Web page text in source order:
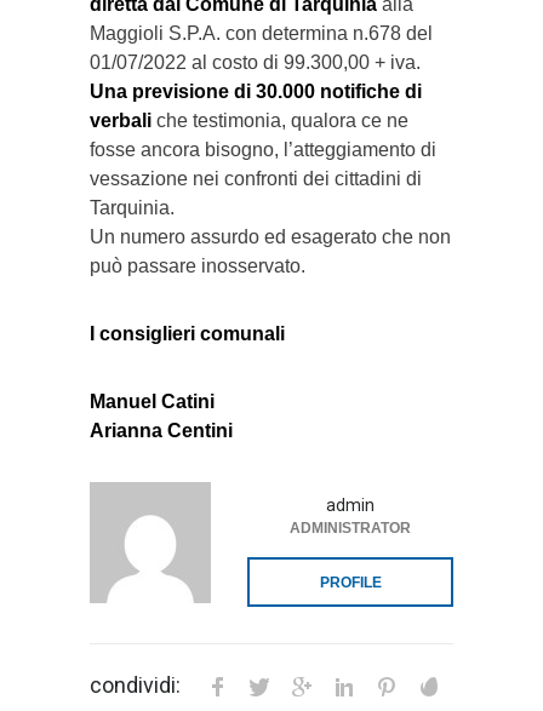
Maggioli S.P.A. con determina n.678 del
01/07/2022 al costo di 99.300,00 + iva.
Una previsione di 30.000 notifiche di
verbali che testimonia, qualora ce ne
fosse ancora bisogno, l’atteggiamento di
vessazione nei confronti dei cittadini di
Tarquinia.
Un numero assurdo ed esagerato che non
può passare inosservato.
I consiglieri comunali
Manuel Catini
Arianna Centini
admin
ADMINISTRATOR
PROFILE
condividi: